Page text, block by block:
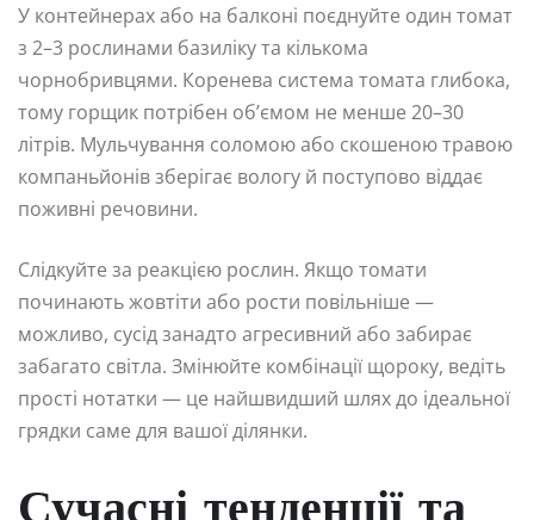
У контейнерах або на балконі поєднуйте один томат
з 2–3 рослинами базиліку та кількома
чорнобривцями. Коренева система томата глибока,
тому горщик потрібен об’ємом не менше 20–30
літрів. Мульчування соломою або скошеною травою
компаньйонів зберігає вологу й поступово віддає
поживні речовини.
Слідкуйте за реакцією рослин. Якщо томати
починають жовтіти або рости повільніше —
можливо, сусід занадто агресивний або забирає
забагато світла. Змінюйте комбінації щороку, ведіть
прості нотатки — це найшвидший шлях до ідеальної
грядки саме для вашої ділянки.